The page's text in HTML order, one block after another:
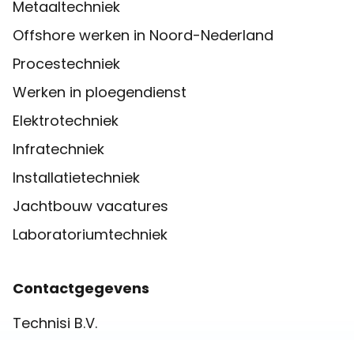
Metaaltechniek
Offshore werken in Noord-Nederland
Procestechniek
Werken in ploegendienst
Elektrotechniek
Infratechniek
Installatietechniek
Jachtbouw vacatures
Laboratoriumtechniek
Contactgegevens
Technisi B.V.